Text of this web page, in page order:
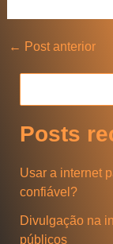
Post
← Post anterior
e
s
u
i
s
Posts
Usar a internet
confiável?
Divulgação na
públicos